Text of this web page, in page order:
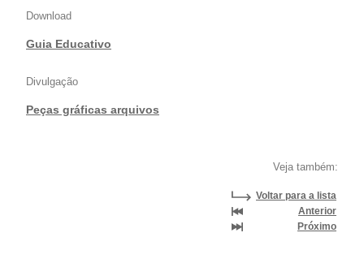
Download
Guia Educativo
Divulgação
Peças gráficas arquivos
Veja também:
Voltar para a lista
Anterior
Próximo